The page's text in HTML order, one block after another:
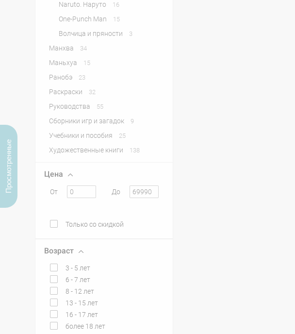
Naruto. Наруто 16
One-Punch Man 15
Волчица и пряности 3
Манхва 34
Маньхуа 15
Ранобэ 23
Раскраски 32
Руководства 55
Сборники игр и загадок 9
Учебники и пособия 25
Художественные книги 138
Цена
От До
Только со скидкой
Возраст
3 - 5 лет
6 - 7 лет
8 - 12 лет
13 - 15 лет
16 - 17 лет
более 18 лет
Просмотренные